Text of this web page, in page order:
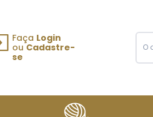
Faça Login
ou Cadastre-
se
ou Cadastre-